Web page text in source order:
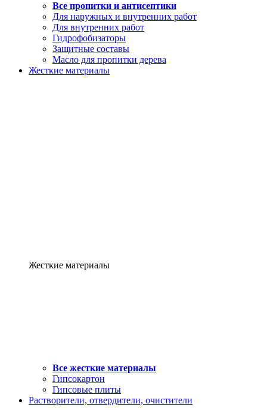
Все пропитки и антисептики
Для наружных и внутренних работ
Для внутренних работ
Гидрофобизаторы
Защитные составы
Масло для пропитки дерева
Жесткие материалы
Жесткие материалы
Все жесткие материалы
Гипсокартон
Гипсовые плиты
Растворители, отвердители, очистители